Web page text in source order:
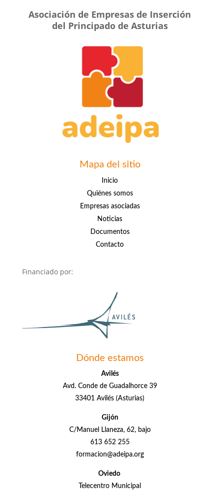
Asociación de Empresas de Inserción
del Principado de Asturias
Mapa del sitio
Inicio
Quiénes somos
Empresas asociadas
Noticias
Documentos
Contacto
Financiado por:
Dónde estamos
Avilés
Avd. Conde de Guadalhorce 39
33401 Avilés (Asturias)
Gijón
C/Manuel Llaneza, 62, bajo
613 652 255
formacion@adeipa.org
Oviedo
Telecentro Municipal